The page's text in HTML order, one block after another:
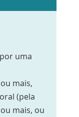
uma
mais,
(pela
ou mais, ou